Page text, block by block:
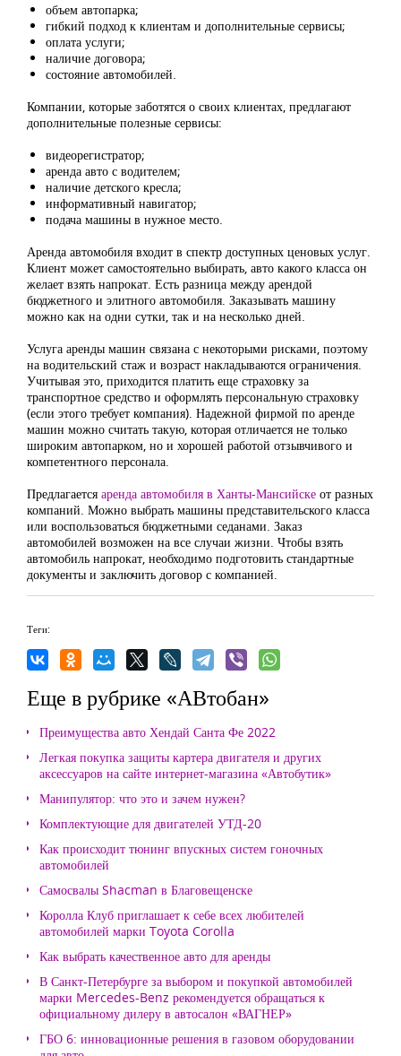
объем автопарка;
гибкий подход к клиентам и дополнительные сервисы;
оплата услуги;
наличие договора;
состояние автомобилей.
Компании, которые заботятся о своих клиентах, предлагают
дополнительные полезные сервисы:
видеорегистратор;
аренда авто с водителем;
наличие детского кресла;
информативный навигатор;
подача машины в нужное место.
Аренда автомобиля входит в спектр доступных ценовых услуг.
Клиент может самостоятельно выбирать, авто какого класса он
желает взять напрокат. Есть разница между арендой
бюджетного и элитного автомобиля. Заказывать машину
можно как на одни сутки, так и на несколько дней.
Услуга аренды машин связана с некоторыми рисками, поэтому
на водительский стаж и возраст накладываются ограничения.
Учитывая это, приходится платить еще страховку за
транспортное средство и оформлять персональную страховку
(если этого требует компания). Надежной фирмой по аренде
машин можно считать такую, которая отличается не только
широким автопарком, но и хорошей работой отзывчивого и
компетентного персонала.
Предлагается аренда автомобиля в Ханты-Мансийске от разных
компаний. Можно выбрать машины представительского класса
или воспользоваться бюджетными седанами. Заказ
автомобилей возможен на все случаи жизни. Чтобы взять
автомобиль напрокат, необходимо подготовить стандартные
документы и заключить договор с компанией.
Теги:
Еще в рубрике «АВтобан»
Преимущества авто Хендай Санта Фе 2022
Легкая покупка защиты картера двигателя и других
аксессуаров на сайте интернет-магазина «Автобутик»
Манипулятор: что это и зачем нужен?
Комплектующие для двигателей УТД-20
Как происходит тюнинг впускных систем гоночных
автомобилей
Самосвалы Shacman в Благовещенске
Королла Клуб приглашает к себе всех любителей
автомобилей марки Toyota Corolla
Как выбрать качественное авто для аренды
В Санкт-Петербурге за выбором и покупкой автомобилей
марки Mercedes-Benz рекомендуется обращаться к
официальному дилеру в автосалон «ВАГНЕР»
ГБО 6: инновационные решения в газовом оборудовании